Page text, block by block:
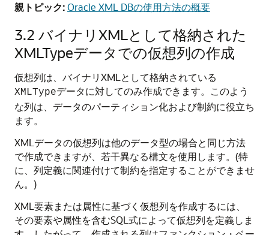
親トピック:Oracle XML DBの使用方法の概要
3.2 バイナリXMLとして格納された
XMLTypeデータでの仮想列の作成
仮想列は、バイナリXMLとして格納されている
XMLTypeデータに対してのみ作成できます。このよう
な列は、データのパーティション化および制約に役立ち
ます。
XMLデータの仮想列は他のデータ型の場合と同じ方法
で作成できますが、若干異なる構文を使用します。(特
に、列定義に関連付けて制約を指定することができませ
ん。)
XML要素または属性に基づく仮想列を作成するには、
その要素や属性を含むSQL式によって仮想列を定義しま